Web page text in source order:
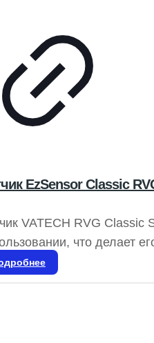
EzSensor Classic
VATECH RVG Classic
что делает
комнаты в другую, не